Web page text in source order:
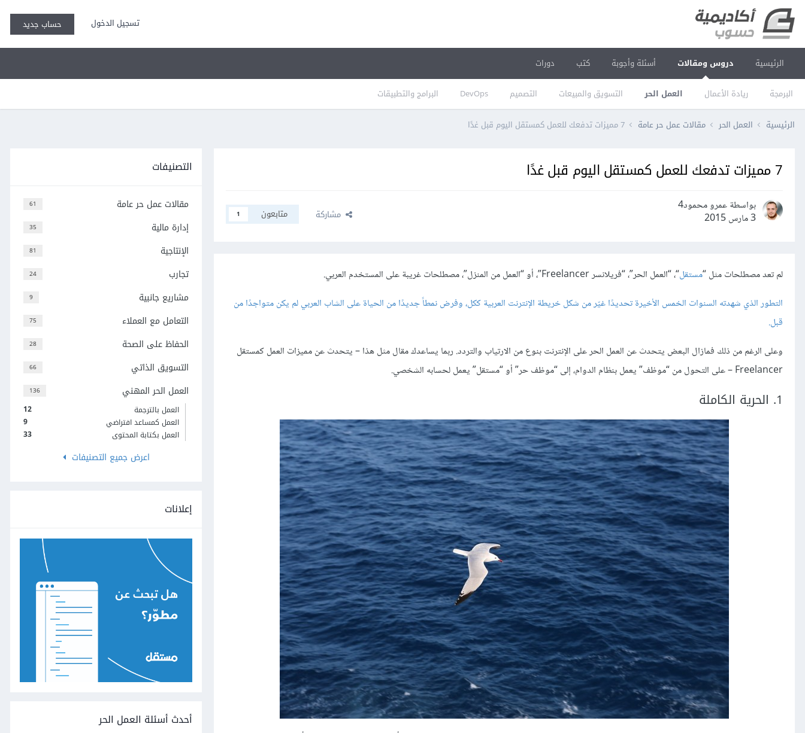
تسجيل الدخول حساب جديد
الرئيسية دروس ومقالات
البرمجة ريادة الأعمال العمل الحر التسويق والمبيعات التصميم DevOps البرامج والتطبيقات
أسئلة وأجوبة كتب دورات
الرئيسية العمل الحر مقالات عمل حر عامة 7 مميزات تدفعك للعمل كمستقل اليوم قبل غدًا
7 مميزات تدفعك للعمل كمستقل اليوم قبل غدًا
بواسطة عمرو محمود4
3 مارس 2015
مشاركة متابعون 1
لم تعد مصطلحات مثل “مستقل“، “العمل الحر”، “فريلانسر Freelancer”، أو “العمل من المنزل”، مصطلحات غريبة على المستخدم العربي.
التطور الذي شهدته السنوات الخمس الأخيرة تحديدًا غيّر من شكل خريطة الإنترنت العربية ككل، وفرض نمطاً جديدًا من الحياة على الشاب العربي لم يكن متواجدًا من
قبل.
وعلى الرغم من ذلك فمازال البعض يتحدث عن العمل الحر على الإنترنت بنوع من الارتياب والتردد. ربما يساعدك مقال مثل هذا – يتحدث عن مميزات العمل كمستقل
Freelancer – على التحول من “موظف” يعمل بنظام الدوام، إلى “موظف حر” أو “مستقل” يعمل لحسابه الشخصي.
1. الحرية الكاملة
التصنيفات
61 مقالات عمل حر عامة
35 إدارة مالية
81 الإنتاجية
24 تجارب
9 مشاريع جانبية
75 التعامل مع العملاء
28 الحفاظ على الصحة
66 التسويق الذاتي
136 العمل الحر المهني
12
العمل بالترجمة
9
العمل كمساعد افتراضي
33
العمل بكتابة المحتوى
اعرض جميع التصنيفات
إعلانات
أحدث أسئلة العمل الحر